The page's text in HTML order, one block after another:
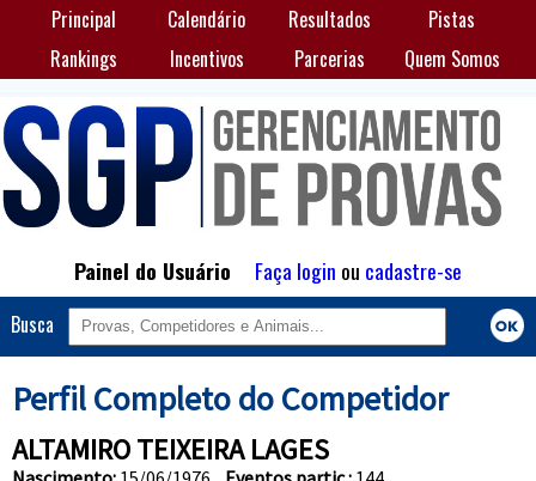
Principal Calendário Resultados
Pistas
Rankings
Incentivos Parcerias Quem Somos
Painel do Usuário Faça login ou cadastre-se
Busca
Perfil Completo do Competidor
ALTAMIRO TEIXEIRA LAGES